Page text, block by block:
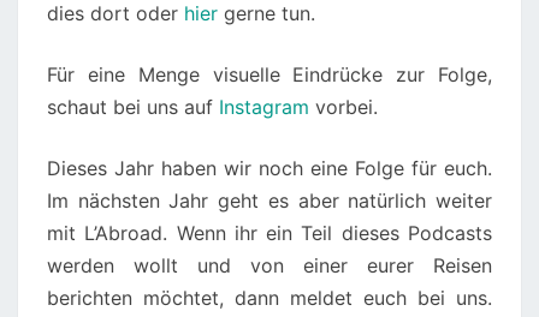
dies dort oder hier gerne tun.
Für eine Menge visuelle Eindrücke zur Folge,
schaut bei uns auf Instagram vorbei.
Dieses Jahr haben wir noch eine Folge für euch.
Im nächsten Jahr geht es aber natürlich weiter
mit L’Abroad. Wenn ihr ein Teil dieses Podcasts
werden wollt und von einer eurer Reisen
berichten möchtet, dann meldet euch bei uns.